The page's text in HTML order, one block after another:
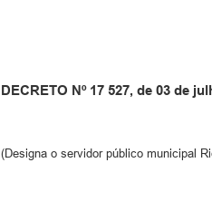
DECRETO Nº 17 527, de 03 de
(Designa o servidor público municipal